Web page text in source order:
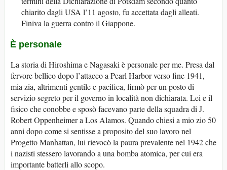
chiarito dagli USA l’11 agosto, fu accettata dagli alleati.
Finiva la guerra contro il Giappone.
È personale
La storia di Hiroshima e Nagasaki è personale per me. Presa dal
fervore bellico dopo l’attacco a Pearl Harbor verso fine 1941,
mia zia, altrimenti gentile e pacifica, firmò per un posto di
servizio segreto per il governo in località non dichiarata. Lei e il
fisico che conobbe e sposò facevano parte della squadra di J.
Robert Oppenheimer a Los Alamos. Quando chiesi a mio zio 50
anni dopo come si sentisse a proposito del suo lavoro nel
Progetto Manhattan, lui rievocò la paura prevalente nel 1942 che
i nazisti stessero lavorando a una bomba atomica, per cui era
importante batterli allo scopo.